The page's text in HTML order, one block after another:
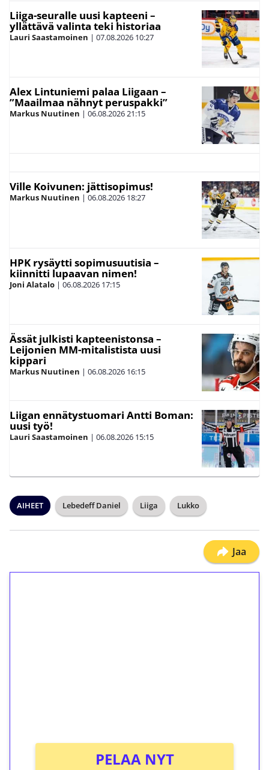
Liiga-seuralle uusi kapteeni –
yllättävä valinta teki historiaa
Lauri Saastamoinen | 07.08.2026 10:27
Alex Lintuniemi palaa Liigaan –
”Maailmaa nähnyt peruspakki”
Markus Nuutinen | 06.08.202621:15
Ville Koivunen: jättisopimus!
Markus Nuutinen | 06.08.2026 18:27
HPK rysäytti sopimusuutisia –
kiinnitti lupaavan nimen!
Joni Alatalo | 06.08.2026 17:15
Ässät julkisti kapteenistonsa –
Leijonien MM-mitalistista uusi
kippari
Markus Nuutinen | 06.08.2026 16:15
Liigan ennätystuomari Antti Boman:
uusi työ!
Lauri Saastamoinen | 06.08.2026 15:15
AIHEET Lebedeff Daniel Liiga Lukko
Jaa
PELAA NYT